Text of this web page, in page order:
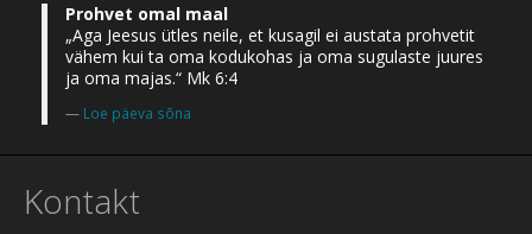
Prohvet omal maal
„Aga Jeesus ütles neile, et kusagil ei austata prohvetit
vähem kui ta oma kodukohas ja oma sugulaste juures
ja oma majas.“ Mk 6:4
Loe päeva sõna
Kontakt